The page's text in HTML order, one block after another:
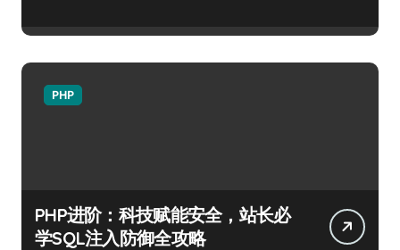
PHP
PHP进阶：科技赋能安全，站长必
学SQL注入防御全攻略